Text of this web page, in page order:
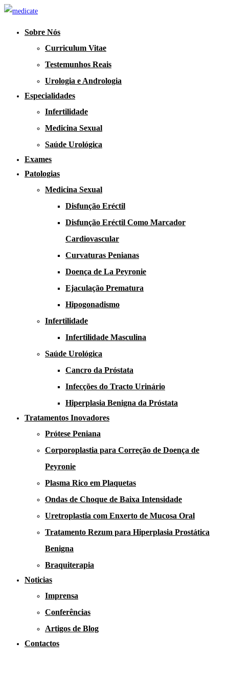
Sobre Nós
Curriculum Vitae
Testemunhos Reais
Urologia e Andrologia
Especialidades
Infertilidade
Medicina Sexual
Saúde Urológica
Exames
Patologias
Medicina Sexual
Disfunção Eréctil
Disfunção Eréctil Como Marcador
Cardiovascular
Curvaturas Penianas
Doença de La Peyronie​​
Ejaculação Prematura​
Hipogonadismo
Infertilidade
Infertilidade Masculina
Saúde Urológica
Cancro da Próstata
Infecções do Tracto Urinário
Hiperplasia Benigna da Próstata
Tratamentos Inovadores
Prótese Peniana
Corporoplastia para Correção de Doença de
Peyronie
Plasma Rico em Plaquetas
Ondas de Choque de Baixa Intensidade
Uretroplastia com Enxerto de Mucosa Oral
Tratamento Rezum para Hiperplasia Prostática
Benigna
Braquiterapia
Noticias
Imprensa
Conferências
Artigos de Blog
Contactos